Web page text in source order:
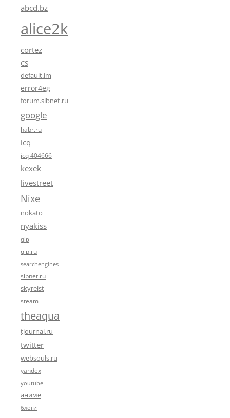
abcd.bz
alice2k
cortez
CS
default.im
error4eg
forum.sibnet.ru
google
habr.ru
icq
icq 404666
kexek
livestreet
Nixe
nokato
nyakiss
qip
qip.ru
searchengines
sibnet.ru
skyreist
steam
theaqua
tjournal.ru
twitter
websouls.ru
yandex
youtube
аниме
блоги